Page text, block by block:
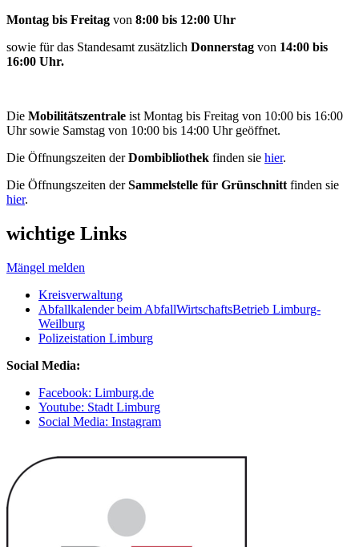
Montag bis Freitag von 8:00 bis 12:00 Uhr
sowie für das Standesamt zusätzlich Donnerstag von 14:00 bis
16:00 Uhr.
Die Mobilitätszentrale ist Montag bis Freitag von 10:00 bis 16:00
Uhr sowie Samstag von 10:00 bis 14:00 Uhr geöffnet.
Die Öffnungszeiten derDombibliothek finden sie hier.
Die Öffnungszeiten derSammelstelle für Grünschnitt finden sie
hier.
wichtige Links
Mängel melden
Kreisverwaltung
Abfallkalender beim AbfallWirtschaftsBetrieb Limburg-
Weilburg
Polizeistation Limburg
Social Media:
Facebook: Limburg.de
Youtube: Stadt Limburg
Social Media: Instagram